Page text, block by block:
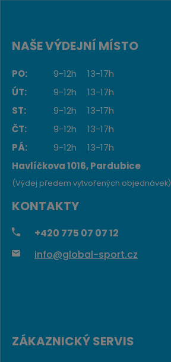
NAŠE VÝDEJNÍ MÍSTO
PO: 9-12h
13-17h
ÚT:
9-12h
13-17h
ST:
9-12h
13-17h
ČT:
9-12h
13-17h
PÁ:
9-12h
13-17h
Havlíčkova 1016, Pardubice
KONTAKTY
+420 775 07 07 12
info@global-sport.cz
(Výdej předem vytvořených objednávek)
ZÁKAZNICKÝ SERVIS